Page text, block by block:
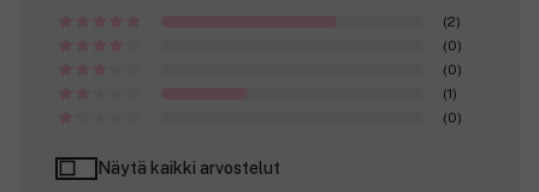
(2)
(0)
(0)
(1)
(0)
Näytä kaikki arvostelut